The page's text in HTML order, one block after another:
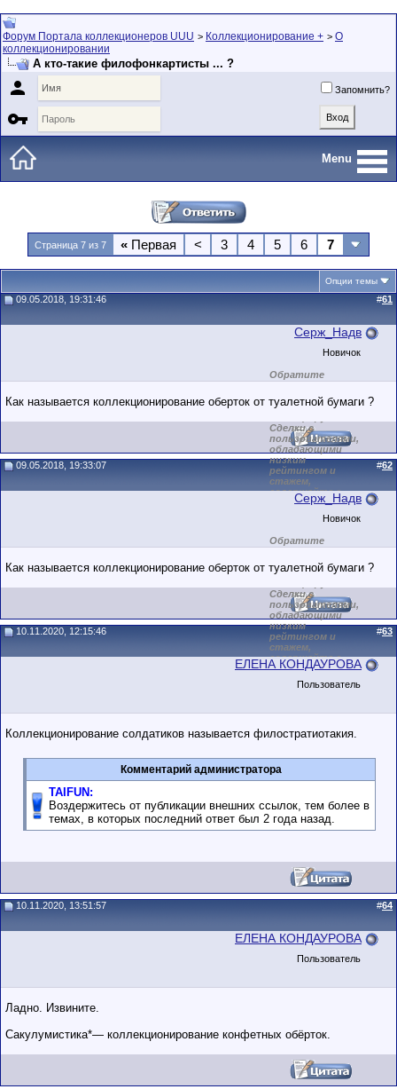
Форум Портала коллекционеров UUU > Коллекционирование + > О
коллекционировании
А кто-такие филофонкартисты ... ?
 Запомнить?

Menu
Страница 7 из 7 « Первая < 3 4 5 6 7
Опции темы
09.05.2018, 19:31:46 #61
Серж_Надв
Новичок
Обратите
внимание на
маленький стаж
пользователя на
Сделки с
пользователями,
обладающими
низким
рейтингом и
стажем,
совершайте с
осторожностью!
Как называется коллекционирование оберток от туалетной бумаги ?
09.05.2018, 19:33:07 #62
Серж_Надв
Новичок
Обратите
внимание на
маленький стаж
пользователя на
Сделки с
пользователями,
обладающими
низким
рейтингом и
стажем,
совершайте с
осторожностью!
Как называется коллекционирование оберток от туалетной бумаги ?
10.11.2020, 12:15:46 #63
ЕЛЕНА КОНДАУРОВА
Пользователь
Коллекционирование солдатиков называется филостратиотакия.
Комментарий администратора
TAIFUN:
Воздержитесь от публикации внешних ссылок, тем более в
темах, в которых последний ответ был 2 года назад.
10.11.2020, 13:51:57 #64
ЕЛЕНА КОНДАУРОВА
Пользователь
Ладно. Извините.
Сакулумистика*— коллекционирование конфетных обёрток.